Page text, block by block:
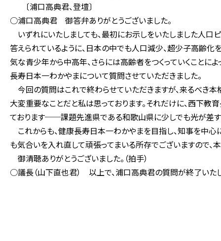
〔浦口高典君、登壇〕
○浦口高典君 御答弁ありがとうございました。
いずれにいたしましても、最初にお示しをいたしました人口
答えられているように、日本の中でも人口減少、超少子高齢化
気な青少年から中高年、さらには高齢者をつくっていくことに
長寿日本一わかやまについて質問させていただきました。
今回の質問はこれで終わらせていただきますが、来るべき
大変重要なことだと私は思っております。それだけに、西下
ております──課題先進県である和歌山県に少しでも光が差す
これからも、健康長寿日本一わかやまを目指し、知事を中
も気合いを入れ直して頑張ってまいる所存でございますので、
御清聴ありがとうございました。（拍手）
○議長（山下直也君） 以上で、浦口高典君の質問が終了いた